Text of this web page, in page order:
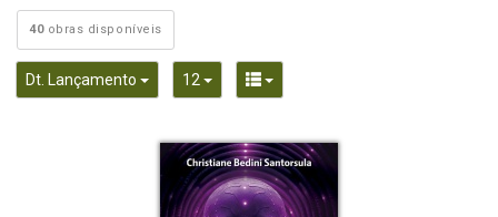
40obras disponíveis
Dt. Lançamento Toggle Dropdown
12 Toggle DropdownToggle Dropdown